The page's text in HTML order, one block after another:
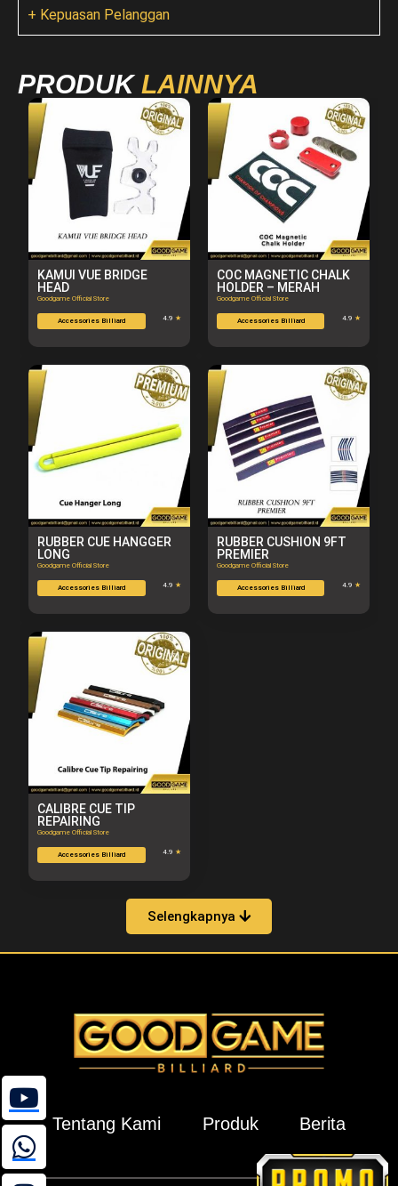
+ Kepuasan Pelanggan
PRODUK LAINNYA
KAMUI VUE BRIDGE
HEAD
Goodgame Official Store
Accessories Billiard 4.9 ★
COC MAGNETIC CHALK
HOLDER – MERAH
Goodgame Official Store
Accessories Billiard 4.9 ★
RUBBER CUE HANGGER
LONG
Goodgame Official Store
Accessories Billiard 4.9 ★
RUBBER CUSHION 9FT
PREMIER
Goodgame Official Store
Accessories Billiard 4.9 ★
CALIBRE CUE TIP
REPAIRING
Goodgame Official Store
Accessories Billiard 4.9 ★
Selengkapnya
Tentang Kami Produk Berita